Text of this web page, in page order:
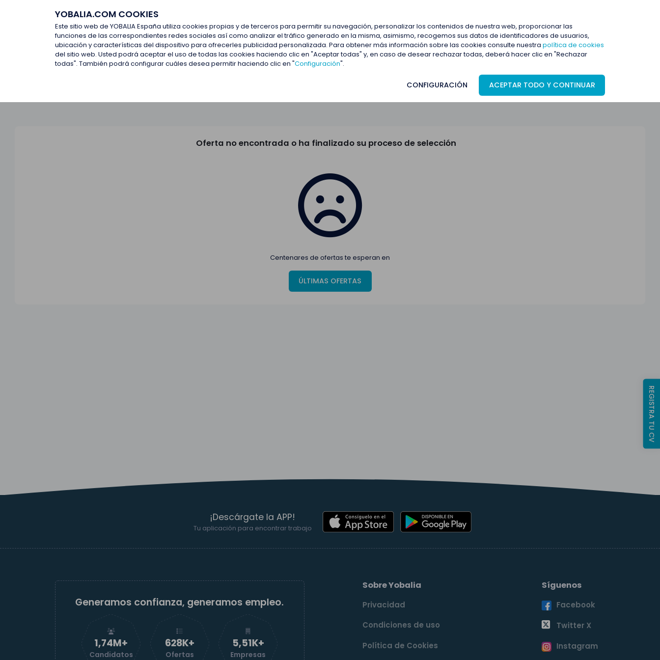
YOBALIA.COM COOKIES
Este sitio web de YOBALIA España utiliza cookies propias y de terceros para permitir su navegación, personalizar los contenidos de nuestra web, proporcionar las
funciones de las correspondientes redes sociales así como analizar el tráfico generado en la misma, asimismo, recogemos sus datos de identificadores de usuarios,
ubicación y características del dispositivo para ofrecerles publicidad personalizada. Para obtener más información sobre las cookies consulte nuestra política de cookies
del sitio web. Usted podrá aceptar el uso de todas las cookies haciendo clic en "Aceptar todas" y, en caso de desear rechazar todas, deberá hacer clic en "Rechazar
todas". También podrá configurar cuáles desea permitir haciendo clic en "Configuración".
CONFIGURACIÓN ACEPTAR TODO Y CONTINUAR
Últimas ofertas
Últimas ofertas
Oferta no encontrada o ha finalizado su proceso de selección
Centenares de ofertas te esperan en
ÚLTIMAS OFERTAS
¡Descárgate la APP!
Tu aplicación para encontrar trabajo
Generamos confianza, generamos empleo.
1,74M+
Candidatos
629K+
Ofertas
5,52K+
Empresas
Sobre Yobalia
Privacidad
Condiciones de uso
Política de Cookies
Síguenos
Facebook
Twitter X
Instagram
REGISTRA TU CV